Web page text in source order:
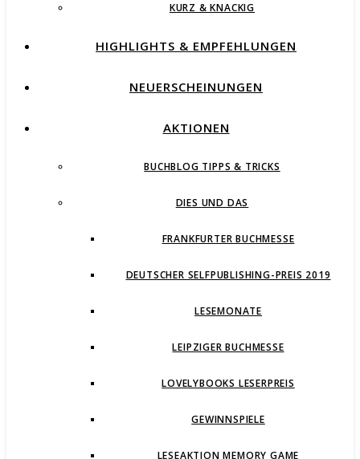
KURZ & KNACKIG
HIGHLIGHTS & EMPFEHLUNGEN
NEUERSCHEINUNGEN
AKTIONEN
BUCHBLOG TIPPS & TRICKS
DIES UND DAS
FRANKFURTER BUCHMESSE
DEUTSCHER SELFPUBLISHING-PREIS 2019
LESEMONATE
LEIPZIGER BUCHMESSE
LOVELYBOOKS LESERPREIS
GEWINNSPIELE
LESEAKTION MEMORY GAME